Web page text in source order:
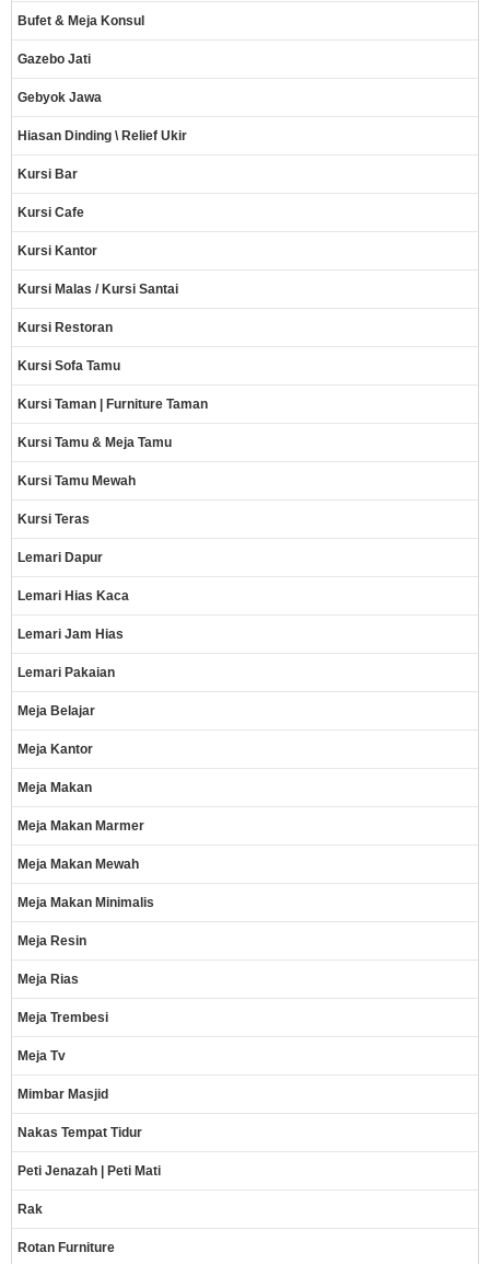
Bufet & Meja Konsul
Gazebo Jati
Gebyok Jawa
Hiasan Dinding \ Relief Ukir
Kursi Bar
Kursi Cafe
Kursi Kantor
Kursi Malas / Kursi Santai
Kursi Restoran
Kursi Sofa Tamu
Kursi Taman | Furniture Taman
Kursi Tamu & Meja Tamu
Kursi Tamu Mewah
Kursi Teras
Lemari Dapur
Lemari Hias Kaca
Lemari Jam Hias
Lemari Pakaian
Meja Belajar
Meja Kantor
Meja Makan
Meja Makan Marmer
Meja Makan Mewah
Meja Makan Minimalis
Meja Resin
Meja Rias
Meja Trembesi
Meja Tv
Mimbar Masjid
Nakas Tempat Tidur
Peti Jenazah | Peti Mati
Rak
Rotan Furniture